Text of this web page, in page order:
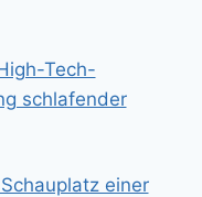
Tech-
schlafender
einer